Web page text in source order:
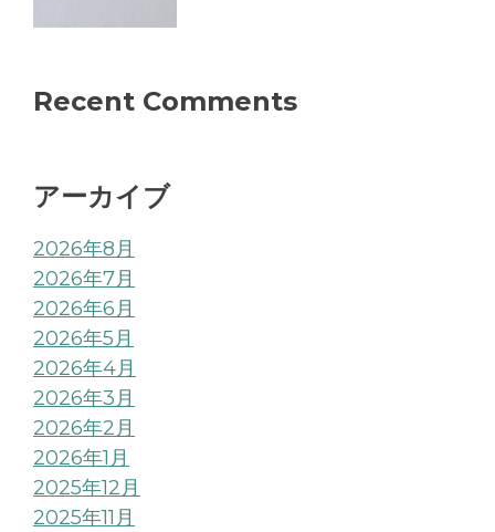
Recent Comments
アーカイブ
2026年8月
2026年7月
2026年6月
2026年5月
2026年4月
2026年3月
2026年2月
2026年1月
2025年12月
2025年11月